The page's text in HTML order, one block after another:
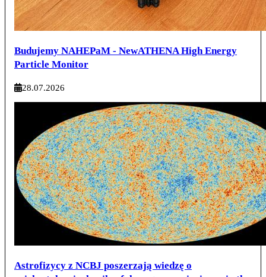
Budujemy NAHEPaM - NewATHENA High Energy
Particle Monitor
28.07.2026
Astrofizycy z NCBJ poszerzają wiedzę o